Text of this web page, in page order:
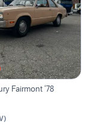
Fairmont ‘78
)